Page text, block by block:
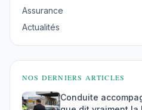
Assurance
Actualités
NOS DERNIERS ARTICLES
Conduite